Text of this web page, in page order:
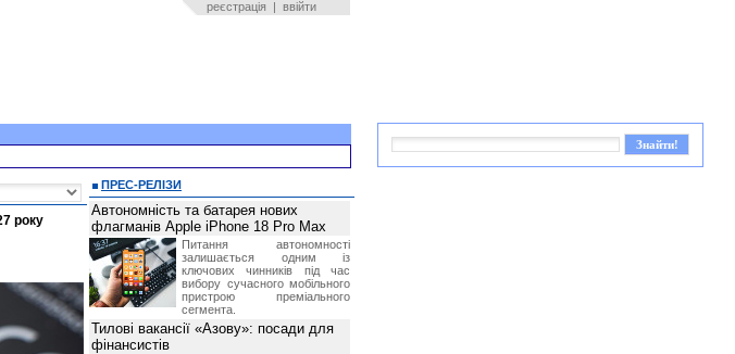
реєстрація | ввійти
року
ПРЕС-РЕЛІЗИ
Автономність та батарея нових
флагманів Apple iPhone 18 Pro Max
Питання автономності
залишається одним із
ключових чинників під час
вибору сучасного мобільного
пристрою преміального
сегмента.
Тилові вакансії «Азову»: посади для
фінансистів